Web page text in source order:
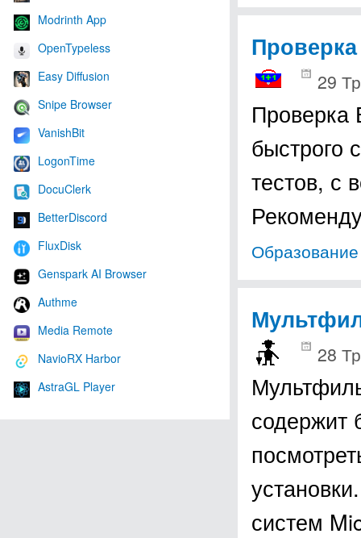
Modrinth App
OpenTypeless
Easy Diffusion
Snipe Browser
VanishBit
LogonTime
DocuClerk
BetterDiscord
FluxDisk
Genspark AI Browser
Authme
Media Remote
NavioRX Harbor
AstraGL Player
29
Проверка
быстрого
тестов, с
28
содержит
систем